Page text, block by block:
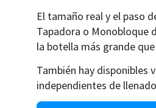
El tamaño real y el paso
Tapadora o Monobloque
la botella más grande
También hay disponibles
independientes de